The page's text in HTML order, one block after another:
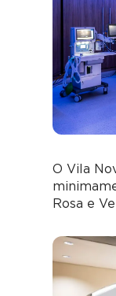
O Vila
Rosa e